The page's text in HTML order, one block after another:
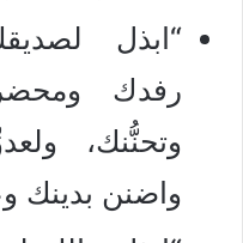
“ابذل
رفدك
وتحنُّنك،
واضنن